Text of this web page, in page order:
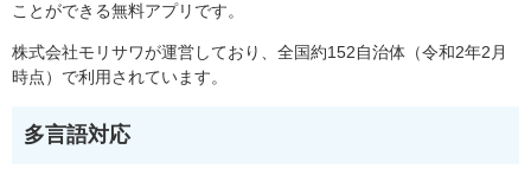
ことができる無料アプリです。
株式会社モリサワが運営しており、全国約152自治体（令和2年2月
時点）で利用されています。
多言語対応